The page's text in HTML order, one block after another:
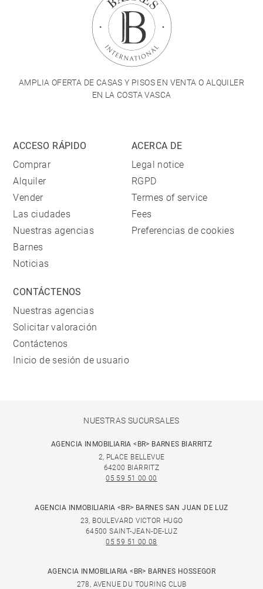
AMPLIA OFERTA DE CASAS Y PISOS EN VENTA O ALQUILER
EN LA COSTA VASCA
ACCESO RÁPIDO
Comprar
Alquiler
Vender
Las ciudades
Nuestras agencias
Barnes
Noticias
ACERCA DE
Legal notice
RGPD
Termes of service
Fees
Preferencias de cookies
CONTÁCTENOS
Nuestras agencias
Solicitar valoración
Contáctenos
Inicio de sesión de usuario
NUESTRAS SUCURSALES
AGENCIA INMOBILIARIA <BR> BARNES BIARRITZ
2, PLACE BELLEVUE
64200 BIARRITZ
05 59 51 00 00
AGENCIA INMOBILIARIA <BR> BARNES SAN JUAN DE LUZ
23, BOULEVARD VICTOR HUGO
64500 SAINT-JEAN-DE-LUZ
05 59 51 00 08
AGENCIA INMOBILIARIA <BR> BARNES HOSSEGOR
278, AVENUE DU TOURING CLUB